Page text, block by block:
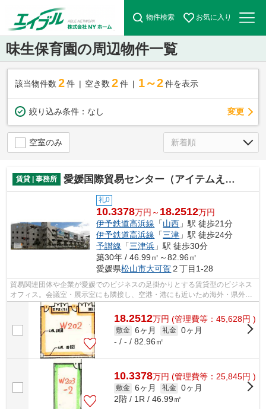
物件検索 お気に入り
味生保育園の周辺物件一覧
該当物件数 2件 空き数 2 件 1～2 件を表示
絞り込み条件： なし 変更
空室のみ
賃貸 | 事務所 愛媛国際貿易センター（アイテムえひめ）ビジネスオフィス
礼0
10.3378万円～ 18.2512万円
伊予鉄道高浜線 「山西 」駅 徒歩21分
伊予鉄道高浜線 「三津 」駅 徒歩24分
予讃線 「三津浜 」駅 徒歩30分
築30年 / 46.99㎡～82.96㎡
愛媛県松山市大可賀 ２丁目1-28
貿易関連団体や企業が愛媛でのビジネスの足掛かりとする賃貸型のビジネス
オフィス。会議室・展示室にも隣接し、空港・港にも近いため海外・県外か
らのアクセスに便利です。
18.2512万円 (管理費等：45,628円 )
敷金 6ヶ月 礼金 0ヶ月
- / - / 82.96㎡
10.3378万円 (管理費等：25,845円 )
敷金 6ヶ月 礼金 0ヶ月
2階 / 1R / 46.99㎡